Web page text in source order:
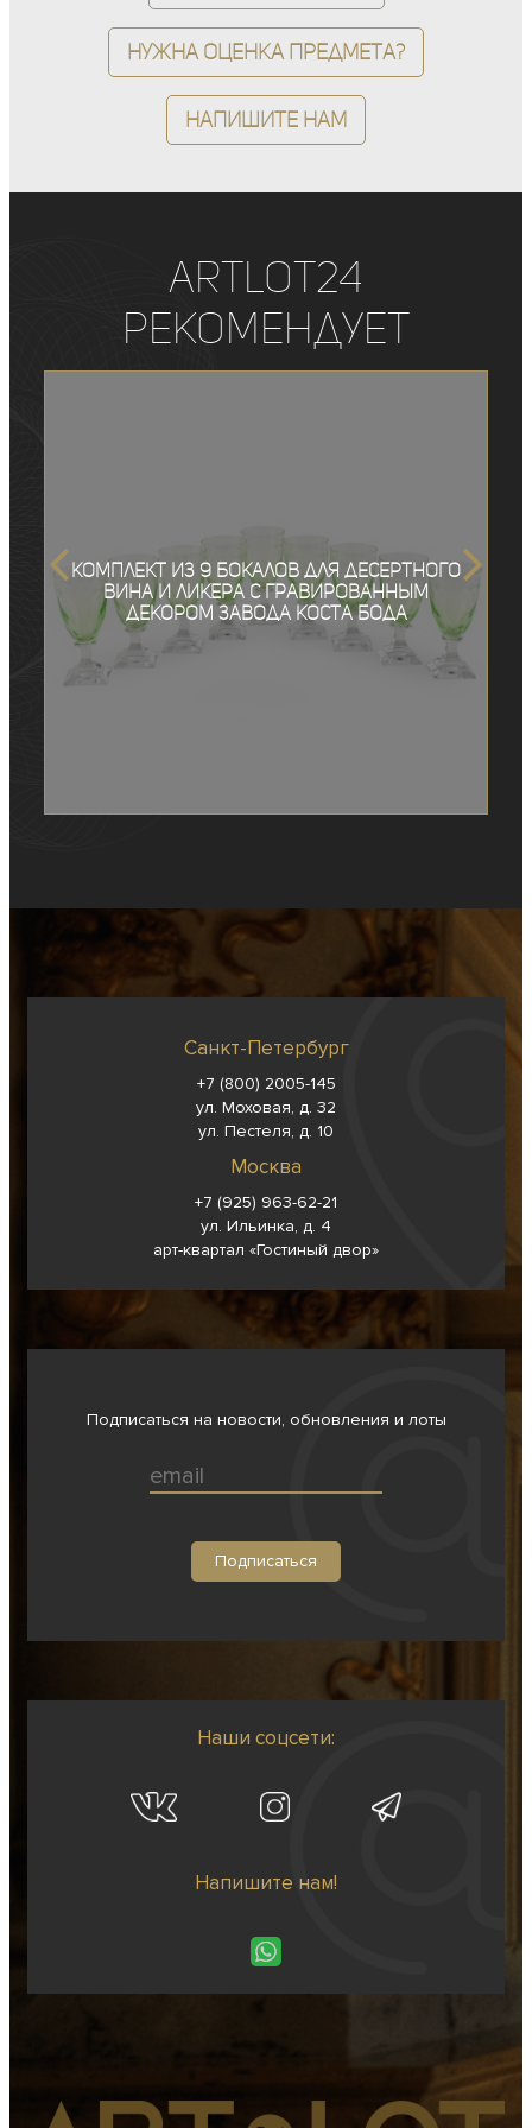
Нужна оценка предмета?
Напишите нам
ArtLot24
рекомендует
Комплект из 9 бокалов для десертного
вина и ликера с гравированным
декором завода Коста Бода
Санкт-Петербург
+7 (800) 2005-145
ул. Моховая, д. 32
ул. Пестеля, д. 10
Москва
+7 (925) 963-62-21
ул. Ильинка, д. 4
арт-квартал «Гостиный двор»
Подписаться на новости, обновления и лоты
Наши соцсети:
Напишите нам!